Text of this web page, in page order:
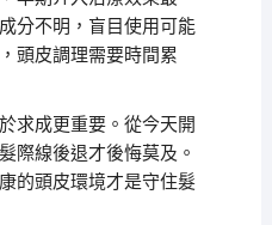
分不明，盲目使用可能
頭皮調理需要時間累
求成更重要。從今天開
際線後退才後悔莫及。
的頭皮環境才是守住髮